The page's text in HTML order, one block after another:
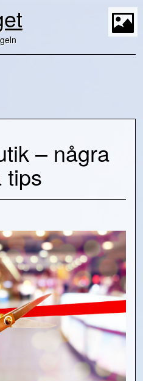
– några
tips